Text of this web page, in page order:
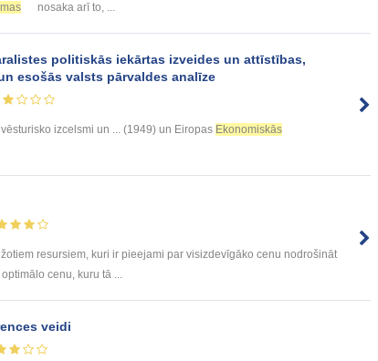
nosaka arī to, ...
politiskās iekārtas izveides un attīstības,
esošās valsts pārvaldes analīze
vēsturisko izcelsmi un ... (1949) un Eiropas Ekonomiskās
resursiem, kuri ir pieejami par visizdevīgāko cenu nodrošināt
cenu, kuru tā ...
veidi